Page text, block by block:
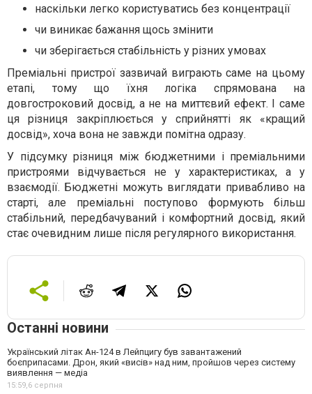
наскільки легко користуватись без концентрації
чи виникає бажання щось змінити
чи зберігається стабільність у різних умовах
Преміальні пристрої зазвичай виграють саме на цьому
етапі, тому що їхня логіка спрямована на
довгостроковий досвід, а не на миттєвий ефект. І саме
ця різниця закріплюється у сприйнятті як «кращий
досвід», хоча вона не завжди помітна одразу.
У підсумку різниця між бюджетними і преміальними
пристроями відчувається не у характеристиках, а у
взаємодії. Бюджетні можуть виглядати привабливо на
старті, але преміальні поступово формують більш
стабільний, передбачуваний і комфортний досвід, який
стає очевидним лише після регулярного використання.
Останні новини
Український літак Ан-124 в Лейпцигу був завантажений
боєприпасами. Дрон, який «висів» над ним, пройшов через систему
виявлення — медіа
15:59,6 серпня